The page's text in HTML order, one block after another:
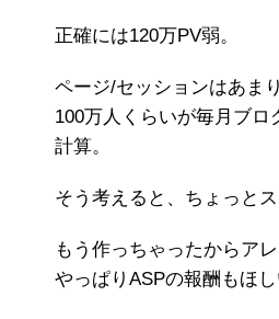
正確には120万PV弱。
ページ/セッションはあま
100万人くらいが毎月ブロ
計算。
そう考えると、ちょっとス
もう作っちゃったからアレ
やっぱりASPの報酬もほし